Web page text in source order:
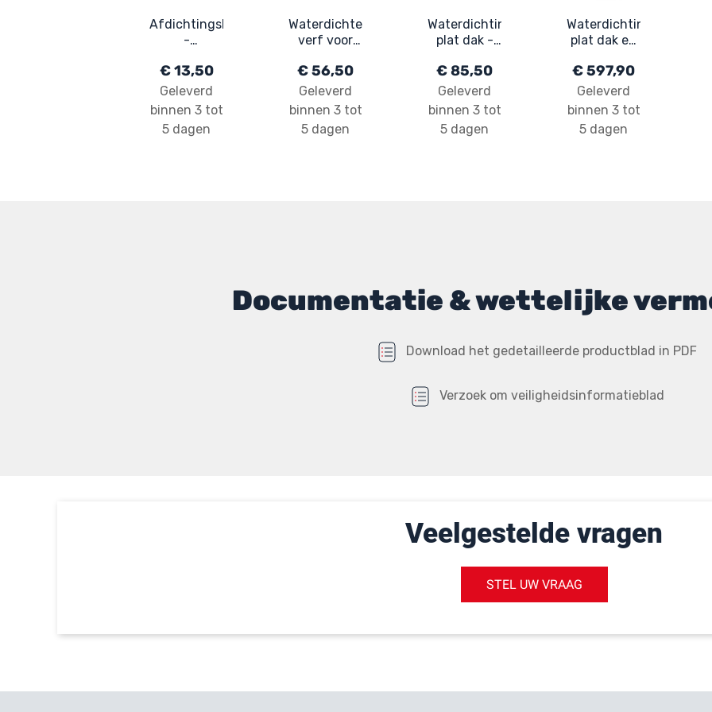
Afdichtingshars
-
- Speciaal
voor
Hellend Dak:
ARCAROOF
€ 13,50
Geleverd
binnen 3 tot
5 dagen
Waterdichte
verf voor
Buitencoating
op basis van
hars:
ARCADECK
€ 56,50
Geleverd
binnen 3 tot
5 dagen
Waterdichting
plat dak -
Hars:
ARCATHAN
€ 85,50
Geleverd
binnen 3 tot
5 dagen
Waterdichtingshars
plat dak en
toepassing
alle
seizoenen:
ARCATHAN
XTREM
€ 597,90
Geleverd
binnen 3 tot
5 dagen
Documentatie & wettelijke
Download het gedetailleerde productblad in PDF
Verzoek om veiligheidsinformatieblad
Veelgestelde vragen
STEL UW VRAAG